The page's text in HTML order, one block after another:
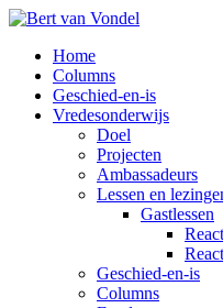
Overslaan
hoofd
inhoud
Toggle
mobiel
menu
Home
Columns
Geschied-en-is
Vredesonderwijs
Doel
Projecten
Ambassadeurs
Lessen en
Gastlessen
Geschied-en-is
Columns